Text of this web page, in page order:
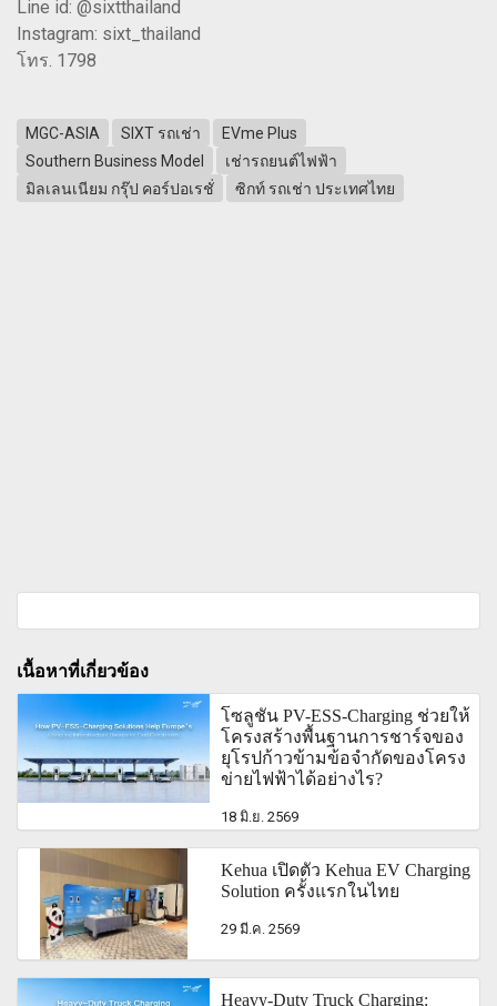
Line id: @sixtthailand
Instagram: sixt_thailand
โทร. 1798
MGC-ASIA SIXT รถเช่า
EVme Plus
Southern Business Model
เช่ารถยนต์ไฟฟ้า
มิลเลนเนียม กรุ๊ป คอร์ปอเรชั่
ซิกท์ รถเช่า ประเทศไทย
เนื้อหาที่เกี่ยวข้อง
โซลูชัน PV-ESS-Charging ช่วยให้
โครงสร้างพื้นฐานการชาร์จของ
ยุโรปก้าวข้ามข้อจำกัดของโครง
ข่ายไฟฟ้าได้อย่างไร?
18 มิ.ย. 2569
Kehua เปิดตัว Kehua EV Charging
Solution ครั้งแรกในไทย
29 มี.ค. 2569
Heavy-Duty Truck Charging: